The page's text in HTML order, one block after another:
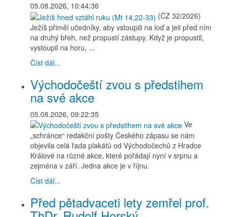
05.08.2026, 10:44:36
(ČZ 32/2026)
Ježíš přiměl učedníky, aby vstoupili na loď a jeli před ním
na druhý břeh, než propustí zástupy. Když je propustil,
vystoupil na horu, ...
Číst dál...
Východočeští zvou s předstihem
na své akce
05.08.2026, 09:22:35
Ve
„schránce“ redakční pošty Českého zápasu se nám
objevila celá řada plakátů od Východočechů z Hradce
Králové na různé akce, které pořádají nyní v srpnu a
zejména v září. Jedna akce je v říjnu.
Číst dál...
Před pětadvaceti lety zemřel prof.